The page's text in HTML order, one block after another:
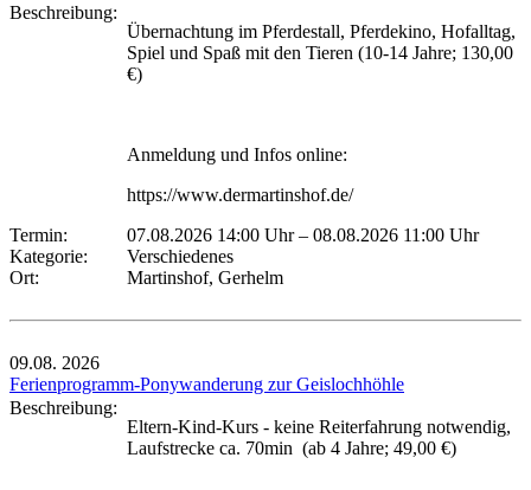
Beschreibung:
Übernachtung im Pferdestall, Pferdekino, Hofalltag,
Spiel und Spaß mit den Tieren (10-14 Jahre; 130,00
€)
Anmeldung und Infos online:
https://www.dermartinshof.de/
Termin:
07.08.2026 14:00 Uhr– 08.08.2026 11:00 Uhr
Kategorie:
Verschiedenes
Ort:
Martinshof, Gerhelm
09.08. 2026
Ferienprogramm-Ponywanderung zur Geislochhöhle
Beschreibung:
Eltern-Kind-Kurs - keine Reiterfahrung notwendig,
Laufstrecke ca. 70min (ab 4 Jahre; 49,00 €)